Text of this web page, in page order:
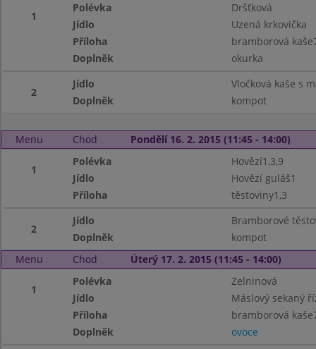
1
Polévka
Dršťková
Jídlo
Uzená krkovička
Příloha
bramborová
Doplněk
okurka
2
Jídlo
Vločková kaše s
Doplněk
kompot
Menu Chod Pondělí 16. 2. 2015 (11:45 - 14:00)
1
Polévka
Hovězí1,3,9
Jídlo
Hovězí guláš1
Příloha
těstoviny1,3
2
Jídlo
Bramborové
Doplněk
kompot
Menu
Chod Úterý 17. 2. 2015 (11:45 - 14:00)
1
Polévka
Zelninová
Jídlo
Máslový sekaný
Příloha
bramborová
Doplněk
ovoce